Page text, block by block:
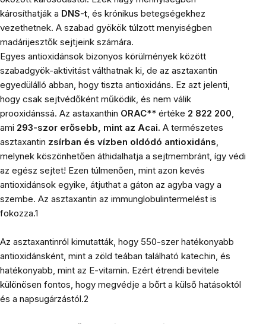
károsíthatják a DNS-t, és krónikus betegségekhez
vezethetnek. A szabad gyökök túlzott menyiségben
madárijesztők sejtjeink számára.
Egyes antioxidánsok bizonyos körülmények között
szabadgyök-aktivitást válthatnak ki, de az asztaxantin
egyedülálló abban, hogy tiszta antioxidáns. Ez azt jelenti,
hogy csak sejtvédőként működik, és nem válik
prooxidánssá. Az astaxanthin ORAC** értéke 2 822 200,
ami 293-szor erősebb, mint az Acai. A természetes
asztaxantin zsírban és vízben oldódó antioxidáns,
melynek köszönhetően áthidalhatja a sejtmembránt, így védi
az egész sejtet! Ezen túlmenően, mint azon kevés
antioxidánsok egyike, átjuthat a gáton az agyba vagy a
szembe. Az asztaxantin az immunglobulintermelést is
fokozza.1
Az asztaxantinról kimutatták, hogy 550-szer hatékonyabb
antioxidánsként, mint a zöld teában található katechin, és
hatékonyabb, mint az E-vitamin. Ezért étrendi bevitele
különösen fontos, hogy megvédje a bőrt a külső hatásoktól
és a napsugárzástól.2